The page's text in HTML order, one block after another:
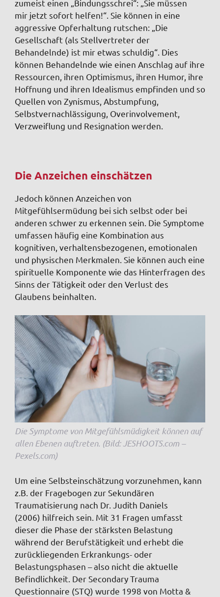
zumeist einen „Bindungsschrei“: „Sie müssen
mir jetzt sofort helfen!“. Sie können in eine
aggressive Opferhaltung rutschen: „Die
Gesellschaft (als Stellvertreter der
Behandelnde) ist mir etwas schuldig“. Dies
können Behandelnde wie einen Anschlag auf ihre
Ressourcen, ihren Optimismus, ihren Humor, ihre
Hoffnung und ihren Idealismus empfinden und so
Quellen von Zynismus, Abstumpfung,
Selbstvernachlässigung, Overinvolvement,
Verzweiflung und Resignation werden.
Die Anzeichen einschätzen
Jedoch können Anzeichen von
Mitgefühlsermüdung bei sich selbst oder bei
anderen schwer zu erkennen sein. Die Symptome
umfassen häufig eine Kombination aus
kognitiven, verhaltensbezogenen, emotionalen
und physischen Merkmalen. Sie können auch eine
spirituelle Komponente wie das Hinterfragen des
Sinns der Tätigkeit oder den Verlust des
Glaubens beinhalten.
Die Symptome von Mitgefühlsmüdigkeit können auf
allen Ebenen auftreten. (Bild: JESHOOTS.com –
Pexels.com)
Um eine Selbsteinschätzung vorzunehmen, kann
z.B. der Fragebogen zur Sekundären
Traumatisierung nach Dr. Judith Daniels
(2006) hilfreich sein. Mit 31 Fragen umfasst
dieser die Phase der stärksten Belastung
während der Berufstätigkeit und erhebt die
zurückliegenden Erkrankungs- oder
Belastungsphasen – also nicht die aktuelle
Befindlichkeit. Der Secondary Trauma
Questionnaire (STQ) wurde 1998 von Motta &